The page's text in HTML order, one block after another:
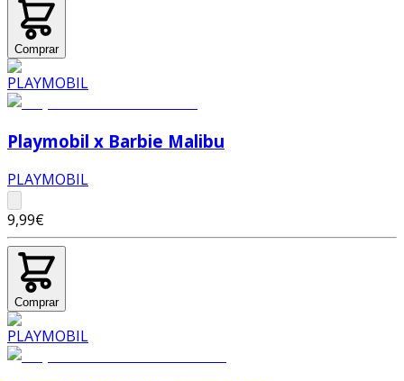
Comprar
Playmobil x Barbie Malibu
PLAYMOBIL
9,99€
Comprar